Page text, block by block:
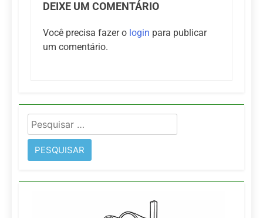
DEIXE UM COMENTÁRIO
Você precisa fazer o login para publicar
um comentário.
Pesquisar
por: